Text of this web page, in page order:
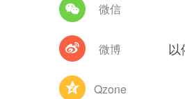
微信
微博
Qzone
以